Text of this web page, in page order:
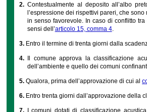
2. Contestualmente al deposito all’albo
l’espressione dei rispettivi pareri, che
in senso favorevole. In caso di conflitto
sensi dell’articolo 15, comma 4.
3. Entro il termine di trenta giorni dalla
4.
Il comune approva la classificazione
dell’ambiente e quello dei comuni
5. Qualora, prima dell’approvazione di cui al
6. Entro trenta giorni dall’approvazione della
7. I comuni dotati di classificazione